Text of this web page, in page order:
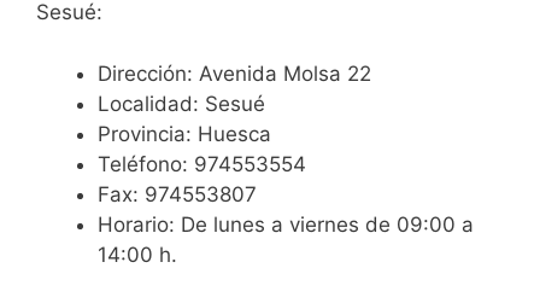
Sesué:
Dirección: Avenida Molsa 22
Localidad: Sesué
Provincia: Huesca
Teléfono: 974553554
Fax: 974553807
Horario: De lunes a viernes de 09:00 a
14:00 h.